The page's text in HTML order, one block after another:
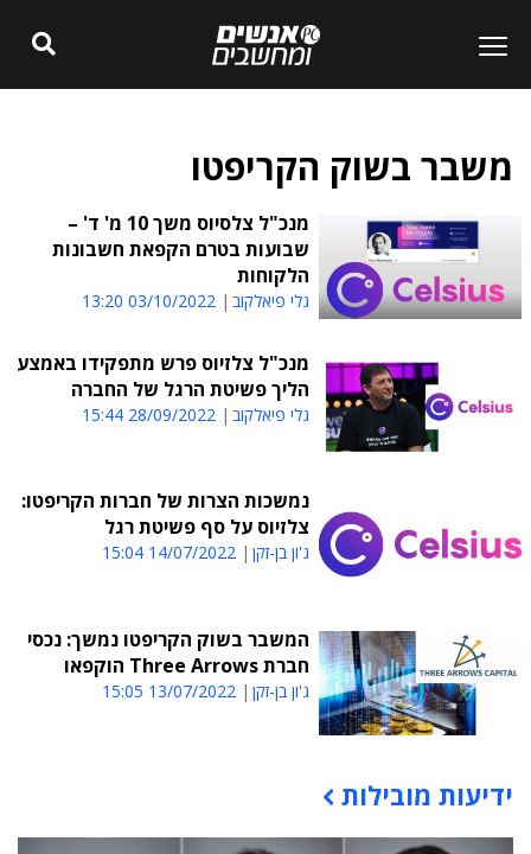
משבר בשוק הקריפטו
מנכ"ל צלסיוס משך 10 מ' ד' –
שבועות בטרם הקפאת חשבונות
הלקוחות
גלי פיאלקוב 03/10/2022 13:20
מנכ"ל צלזיוס פרש מתפקידו באמצע
הליך פשיטת הרגל של החברה
גלי פיאלקוב 28/09/2022 15:44
נמשכות הצרות של חברות הקריפטו:
צלזיוס על סף פשיטת רגל
ג'ון בן-זקן 14/07/2022 15:04
המשבר בשוק הקריפטו נמשך: נכסי
חברת Three Arrows הוקפאו
ג'ון בן-זקן 13/07/2022 15:05
תוכן פרסומי
ידיעות מובילות